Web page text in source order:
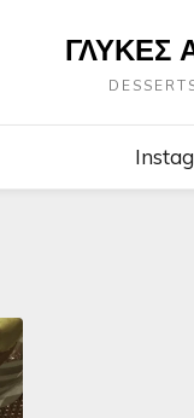
ΓΛΥΚΈΣ